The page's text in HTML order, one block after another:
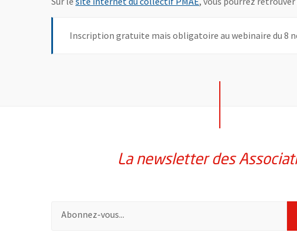
Inscription gratuite mais obligatoire au webinaire du 8
La newsletter des
Pour vous inscrire à la lettre d'information des